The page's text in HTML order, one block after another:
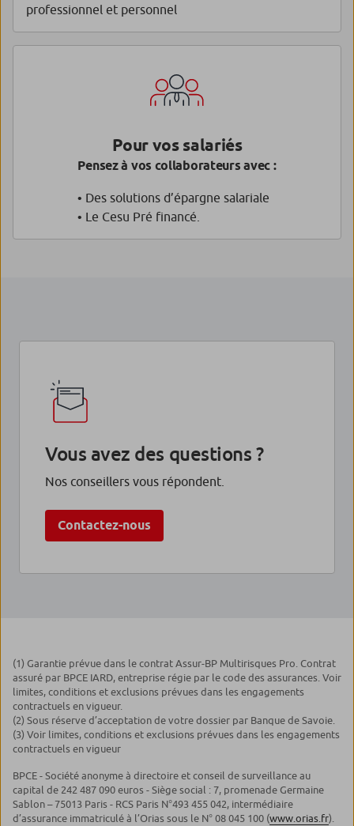
professionnel et personnel
Pour vos salariés
Pensez à vos collaborateurs avec :
• Des solutions d’épargne salariale
• Le Cesu Pré financé.
Vous avez des questions ?
Nos conseillers vous répondent.
Contactez-nous
(1) Garantie prévue dans le contrat Assur-BP Multirisques Pro. Contrat
assuré par BPCE IARD, entreprise régie par le code des assurances. Voir
limites, conditions et exclusions prévues dans les engagements
contractuels en vigueur.
(2) Sous réserve d’acceptation de votre dossier par Banque de Savoie.
(3) Voir limites, conditions et exclusions prévues dans les engagements
contractuels en vigueur
BPCE - Société anonyme à directoire et conseil de surveillance au
capital de 242 487 090 euros - Siège social : 7, promenade Germaine
Sablon – 75013 Paris - RCS Paris N°493 455 042, intermédiaire
d’assurance immatriculé à l’Orias sous le N° 08 045 100 (www.orias.fr).